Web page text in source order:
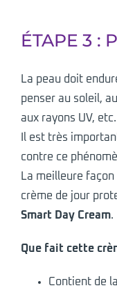
ÉTAPE 3 :
La peau doit
penser au soleil,
aux rayons UV, etc.
Il est très
contre ce
La meilleure façon
crème de jour
Smart Day Cream.
Que fait cette
Contient de